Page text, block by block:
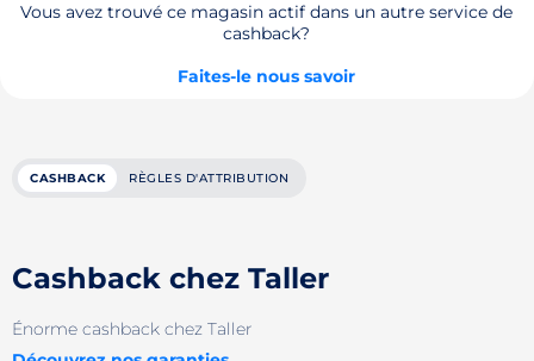
Vous avez trouvé ce magasin actif dans un autre service de
cashback?
Faites-le nous savoir
CASHBACK RÈGLES D'ATTRIBUTION
Cashback chez Taller
Énorme cashback chez Taller